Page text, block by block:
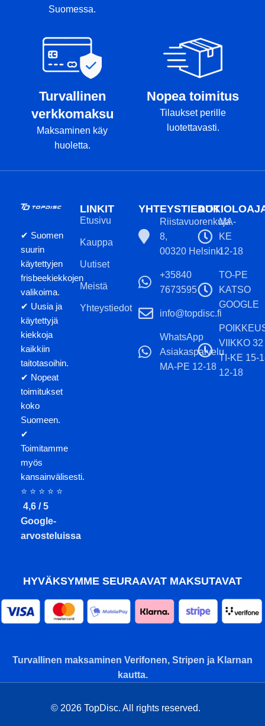
Suomessa.
Turvallinen
verkkomaksu
Maksaminen käy
huoletta.
Nopea toimitus
Tilaukset perille
luotettavasti.
✔ Suomen
suurin
käytettyjen
frisbeekiekkojen
valikoima.
✔ Uusia ja
käytettyjä
kiekkoja
kaikkiin
taitotasoihin.
✔ Nopeat
toimitukset
koko
Suomeen.
✔
Toimitamme
myös
kansainvälisesti.
⭐ ⭐ ⭐ ⭐ ⭐
4,6 / 5
Google-
arvosteluissa
LINKIT
Etusivu
Kauppa
Uutiset
Meistä
Yhteystiedot
YHTEYSTIEDOT
Riistavuorenkuja
8,
00320 Helsinki
+35840
7673595
info@topdisc.fi
WhatsApp
Asiakaspalvelu
MA-PE 12-18
MA-
KE
12-18
TO-PE
KATSO
GOOGLE
VIIKKO 32
TI-KE 15-
12-18
HYVÄKSYMME SEURAAVAT MAKSUTAVAT
Turvallinen maksaminen Verifonen, Stripen ja Klarnan
kautta.
© 2026 TopDisc. All rights reserved.